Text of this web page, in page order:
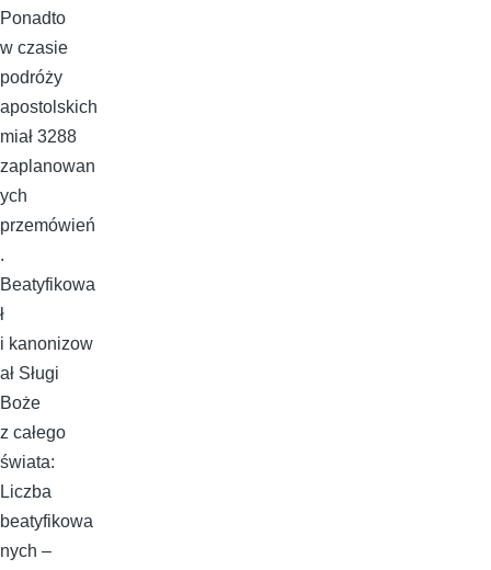
Ponadto
w czasie
podróży
apostolskich
miał 3288
zaplanowan
ych
przemówień
.
Beatyfikowa
ł
i kanonizow
ał Sługi
Boże
z całego
świata:
Liczba
beatyfikowa
nych –